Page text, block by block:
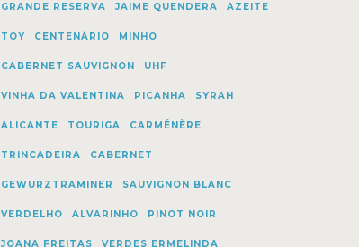
GRANDE RESERVA JAIME QUENDERA AZEITE
TOY CENTENÁRIO MINHO
CABERNET SAUVIGNON UHF
VINHA DA VALENTINA PICANHA SYRAH
ALICANTE TOURIGA CARMÉNÈRE
TRINCADEIRA CABERNET
GEWURZTRAMINER SAUVIGNON BLANC
VERDELHO ALVARINHO PINOT NOIR
JOANA FREITAS VERDES ERMELINDA